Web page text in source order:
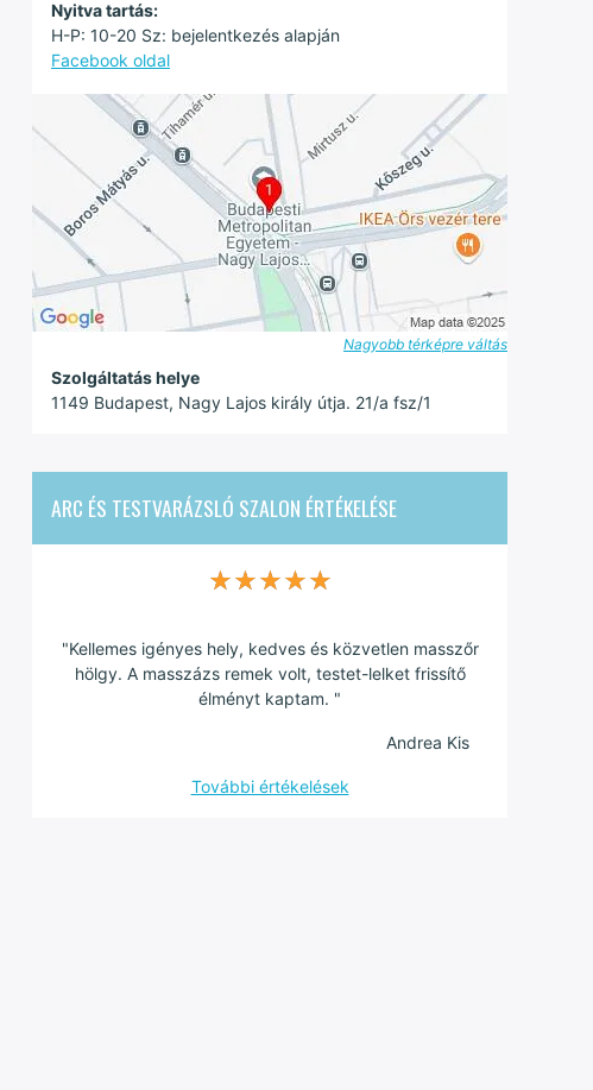
Nyitva tartás:
H-P: 10-20 Sz: bejelentkezés alapján
Facebook oldal
Nagyobb térképre váltás
Szolgáltatás helye
1149 Budapest, Nagy Lajos király útja. 21/a fsz/1
ARC ÉS TESTVARÁZSLÓ SZALON ÉRTÉKELÉSE
★★★★★
★★★★★
"Kellemes igényes hely, kedves és közvetlen masszőr
hölgy. A masszázs remek volt, testet-lelket frissítő
élményt kaptam. "
Andrea Kis
További értékelések